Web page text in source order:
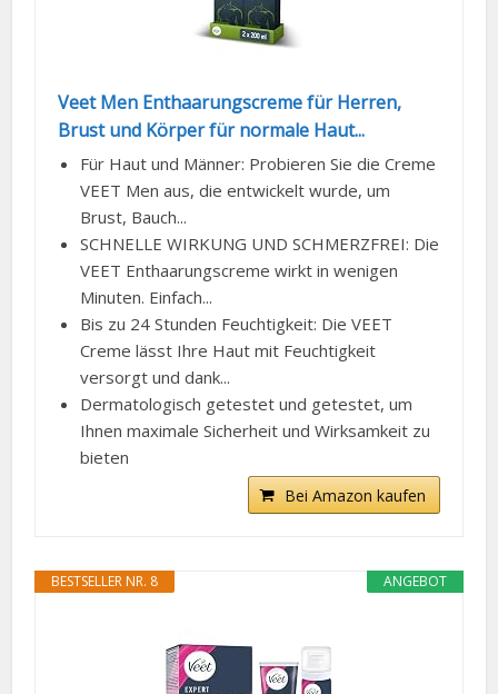
Veet Men Enthaarungscreme für Herren,
Brust und Körper für normale Haut...
Für Haut und Männer: Probieren Sie die Creme
VEET Men aus, die entwickelt wurde, um
Brust, Bauch...
SCHNELLE WIRKUNG UND SCHMERZFREI: Die
VEET Enthaarungscreme wirkt in wenigen
Minuten. Einfach...
Bis zu 24 Stunden Feuchtigkeit: Die VEET
Creme lässt Ihre Haut mit Feuchtigkeit
versorgt und dank...
Dermatologisch getestet und getestet, um
Ihnen maximale Sicherheit und Wirksamkeit zu
bieten
Bei Amazon kaufen
ANGEBOT
BESTSELLER NR. 8